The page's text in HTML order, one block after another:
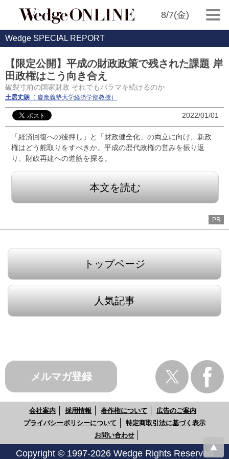
8/7(金)
Wedge SPECIAL REPORT
【限定公開】平成の財政政策で残された課題 岸
田政権はこう向き合え
破裂寸前の国家財政 それでもバラマキ続けるのか
土居丈朗 （ 慶應義塾大学経済学部教授）
2022/01/01
「経済回復への後押し」と「財政健全化」の両立に向け、新政
権はどう舵取りをすべきか。平成の歴代政権の営みを振り返
り、財政再建への道筋を探る。
本文を読む
PR
トップページ
人気記事
メルマガ登録
会社案内 採用情報 著作権について
広告のご案内
プライバシーポリシーについて
特定商取引法に基づく表示
お問い合わせ
Copyright © 1997-2026 Wedge Rights Reserved